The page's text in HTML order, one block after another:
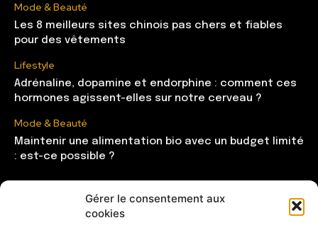
Gérer le consentement aux
cookies
Mode & Beauté
Les 8 meilleurs sites chinois pas chers et fiables
pour des vêtements
Lifestyle
Adrénaline, dopamine et endorphine : comment ces
hormones agissent-elles sur notre cerveau ?
Mode & Beauté
Maintenir une alimentation bio avec un budget limité
: est-ce possible ?